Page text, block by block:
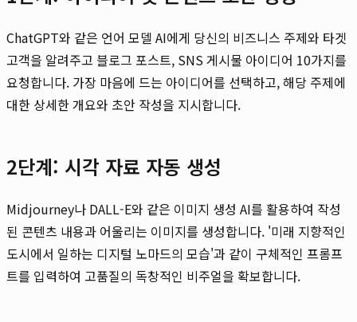
ChatGPT와 같은 언어 모델 AI에게 당신의 비즈니스 주제와 타겟
고객을 알려주고 블로그 포스트, SNS 게시물 아이디어 10가지를
요청합니다. 가장 마음에 드는 아이디어를 선택하고, 해당 주제에
대한 상세한 개요와 초안 작성을 지시합니다.
2단계: 시각 자료 자동 생성
Midjourney나 DALL-E와 같은 이미지 생성 AI를 활용하여 작성
된 콘텐츠 내용과 어울리는 이미지를 생성합니다. '미래 지향적인
도시에서 일하는 디지털 노마드의 모습'과 같이 구체적인 프롬프
트를 입력하여 고품질의 독창적인 비주얼을 확보합니다.